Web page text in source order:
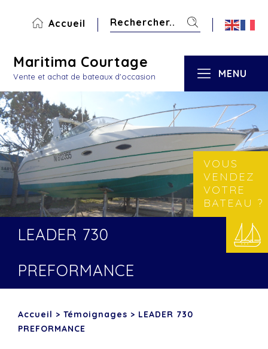
Accueil
Maritima Courtage
Vente et achat de bateaux d'occasion MENU
VOUS
VENDEZ
VOTRE
BATEAU ?
LEADER 730
PREFORMANCE
Accueil > Témoignages > LEADER 730
PREFORMANCE